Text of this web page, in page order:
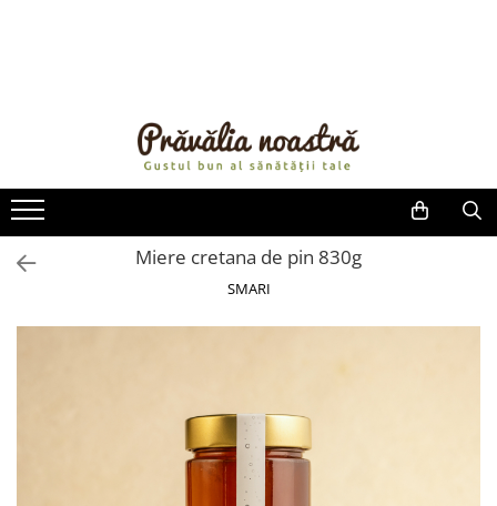
ULEIURI ȘI UNTURI
MĂSLINE
NUCI ȘI SEMINȚE
FRUCTE DESHIDRATATE
FRUCTE LA CONSERVĂ
BĂUTURI / LAPTE VEGETAL
Miere cretana de pin 830g
SMARI